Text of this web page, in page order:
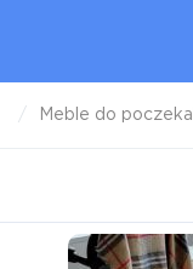
Meble do